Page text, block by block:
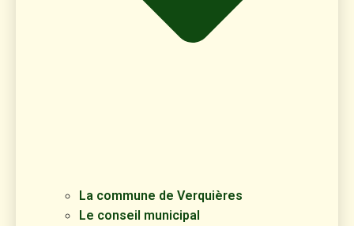
La commune de Verquières
Le conseil municipal